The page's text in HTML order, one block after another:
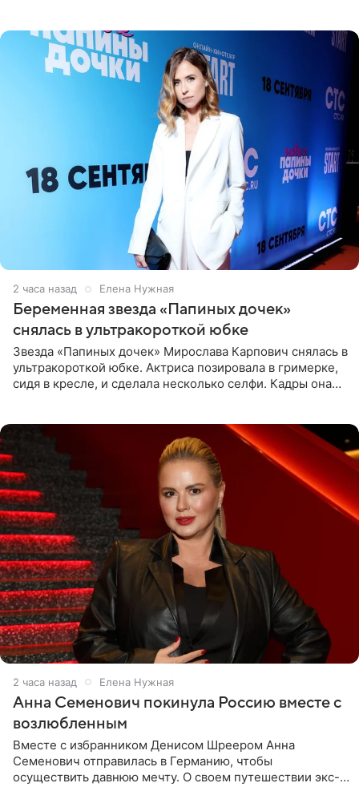
2 часа назад Елена Нужная
Беременная звезда «Папиных дочек»
снялась в ультракороткой юбке
Звезда «Папиных дочек» Мирослава Карпович снялась в
ультракороткой юбке. Актриса позировала в гримерке,
сидя в кресле, и сделала несколько селфи. Кадры она
2 часа назад Елена Нужная
Анна Семенович покинула Россию вместе с
возлюбленным
Вместе с избранником Денисом Шреером Анна
Семенович отправилась в Германию, чтобы
осуществить давнюю мечту. О своем путешествии экс-